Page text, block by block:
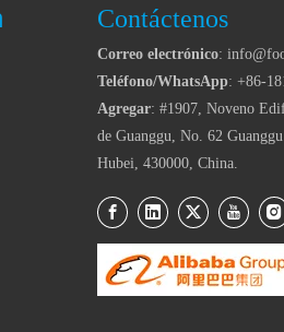
Contáctenos
Correo electrónico:
Teléfono/WhatsApp: +86-
Agregar: #1907, Noveno
de Guanggu, No. 62
Hubei, 430000, China.